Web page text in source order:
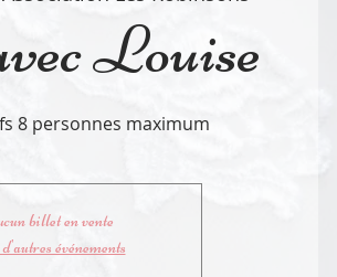
Louise
8 personnes maximum
billet en vente
événements